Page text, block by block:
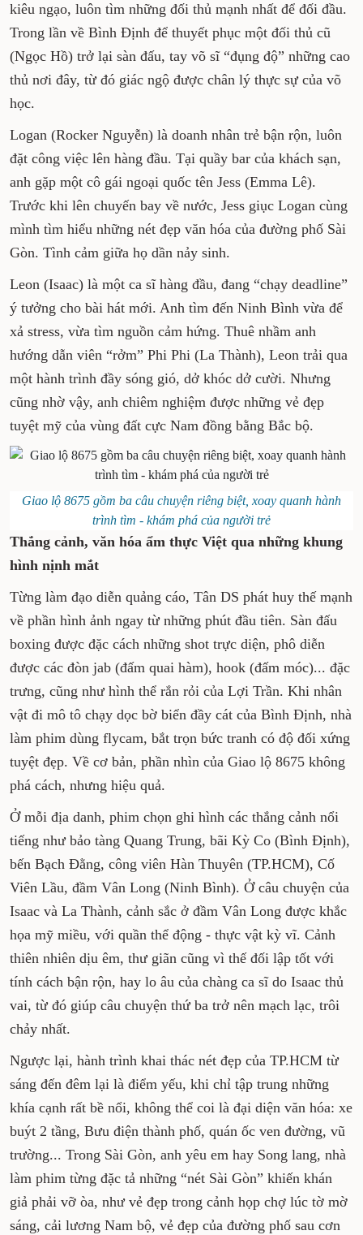
kiêu ngạo, luôn tìm những đối thủ mạnh nhất để đối đầu.
Trong lần về Bình Định để thuyết phục một đối thủ cũ
(Ngọc Hồ) trở lại sàn đấu, tay võ sĩ “đụng độ” những cao
thủ nơi đây, từ đó giác ngộ được chân lý thực sự của võ
học.
Logan (Rocker Nguyễn) là doanh nhân trẻ bận rộn, luôn
đặt công việc lên hàng đầu. Tại quầy bar của khách sạn,
anh gặp một cô gái ngoại quốc tên Jess (Emma Lê).
Trước khi lên chuyến bay về nước, Jess giục Logan cùng
mình tìm hiểu những nét đẹp văn hóa của đường phố Sài
Gòn. Tình cảm giữa họ dần nảy sinh.
Leon (Isaac) là một ca sĩ hàng đầu, đang “chạy deadline”
ý tưởng cho bài hát mới. Anh tìm đến Ninh Bình vừa để
xả stress, vừa tìm nguồn cảm hứng. Thuê nhầm anh
hướng dẫn viên “rởm” Phi Phi (La Thành), Leon trải qua
một hành trình đầy sóng gió, dở khóc dở cười. Nhưng
cũng nhờ vậy, anh chiêm nghiệm được những vẻ đẹp
tuyệt mỹ của vùng đất cực Nam đồng bằng Bắc bộ.
Giao lộ 8675 gồm ba câu chuyện riêng biệt, xoay quanh hành
trình tìm - khám phá của người trẻ
Thắng cảnh, văn hóa ẩm thực Việt qua những khung
hình nịnh mắt
Từng làm đạo diễn quảng cáo, Tân DS phát huy thế mạnh
về phần hình ảnh ngay từ những phút đầu tiên. Sàn đấu
boxing được đặc cách những shot trực diện, phô diễn
được các đòn jab (đấm quai hàm), hook (đấm móc)... đặc
trưng, cũng như hình thể rắn rỏi của Lợi Trần. Khi nhân
vật đi mô tô chạy dọc bờ biển đầy cát của Bình Định, nhà
làm phim dùng flycam, bắt trọn bức tranh có độ đối xứng
tuyệt đẹp. Về cơ bản, phần nhìn của Giao lộ 8675 không
phá cách, nhưng hiệu quả.
Ở mỗi địa danh, phim chọn ghi hình các thắng cảnh nổi
tiếng như bảo tàng Quang Trung, bãi Kỳ Co (Bình Định),
bến Bạch Đằng, công viên Hàn Thuyên (TP.HCM), Cố
Viên Lầu, đầm Vân Long (Ninh Bình). Ở câu chuyện của
Isaac và La Thành, cảnh sắc ở đầm Vân Long được khắc
họa mỹ miều, với quần thể động - thực vật kỳ vĩ. Cảnh
thiên nhiên dịu êm, thư giãn cũng vì thế đối lập tốt với
tính cách bận rộn, hay lo âu của chàng ca sĩ do Isaac thủ
vai, từ đó giúp câu chuyện thứ ba trở nên mạch lạc, trôi
chảy nhất.
Ngược lại, hành trình khai thác nét đẹp của TP.HCM từ
sáng đến đêm lại là điểm yếu, khi chỉ tập trung những
khía cạnh rất bề nổi, không thể coi là đại diện văn hóa: xe
buýt 2 tầng, Bưu điện thành phố, quán ốc ven đường, vũ
trường... Trong Sài Gòn, anh yêu em hay Song lang, nhà
làm phim từng đặc tả những “nét Sài Gòn” khiến khán
giả phải vỡ òa, như vẻ đẹp trong cảnh họp chợ lúc tờ mờ
sáng, cải lương Nam bộ, vẻ đẹp của đường phố sau cơn